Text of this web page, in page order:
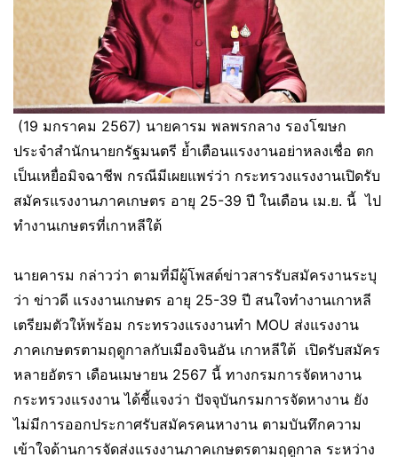
(19 มกราคม 2567) นายคารม พลพรกลาง รองโฆษก
ประจำสำนักนายกรัฐมนตรี ย้ำเตือนแรงงานอย่าหลงเชื่อ ตก
เป็นเหยื่อมิจฉาชีพ กรณีมีเผยแพร่ว่า กระทรวงแรงงานเปิดรับ
สมัครแรงงานภาคเกษตร อายุ 25-39 ปี ในเดือน เม.ย. นี้ ไป
ทำงานเกษตรที่เกาหลีใต้
นายคารม กล่าวว่า ตามที่มีผู้โพสต์ข่าวสารรับสมัครงานระบุ
ว่า ข่าวดี แรงงานเกษตร อายุ 25-39 ปี สนใจทำงานเกาหลี
เตรียมตัวให้พร้อม กระทรวงแรงงานทำ MOU ส่งแรงงาน
ภาคเกษตรตามฤดูกาลกับเมืองจินอัน เกาหลีใต้ เปิดรับสมัคร
หลายอัตรา เดือนเมษายน 2567 นี้ ทางกรมการจัดหางาน
กระทรวงแรงงาน ได้ชี้แจงว่า ปัจจุบันกรมการจัดหางาน ยัง
ไม่มีการออกประกาศรับสมัครคนหางาน ตามบันทึกความ
เข้าใจด้านการจัดส่งแรงงานภาคเกษตรตามฤดูกาล ระหว่าง